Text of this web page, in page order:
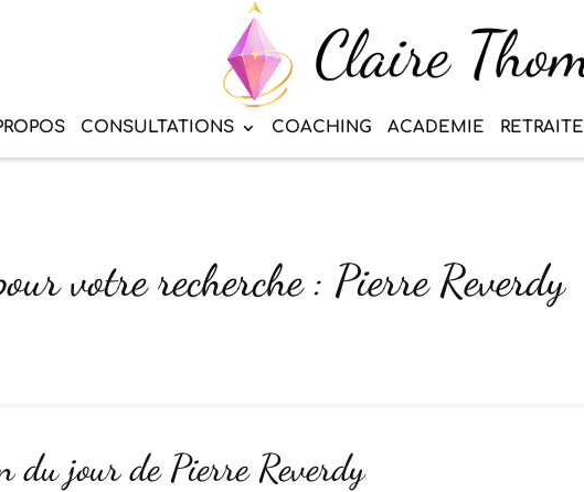
CONSULTATIONS COACHING ACADEMIE RETRAITE
votre recherche : Pierre Reverdy
du jour de Pierre Reverdy